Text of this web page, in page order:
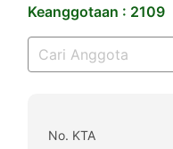
Keanggotaan : 2109
No. KTA